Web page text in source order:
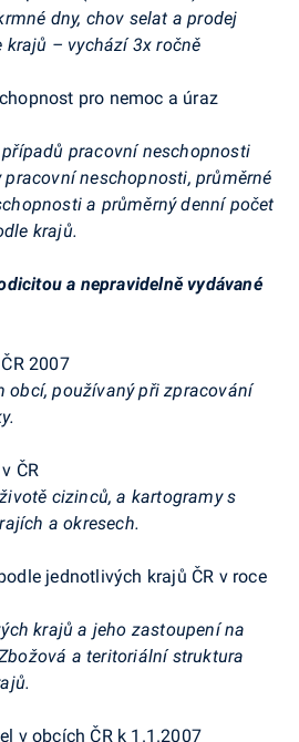
dny, chov selat a prodej
– vychází 3x ročně
pro nemoc a úraz
pracovní neschopnosti
neschopnosti, průměrné
a průměrný denní počet
krajů.
a nepravidelně vydávané
2007
obcí, používaný při zpracování
ČR
cizinců, a kartogramy s
a okresech.
jednotlivých krajů ČR v roce
krajů a jeho zastoupení na
a teritoriální struktura
v obcích ČR k 1.1.2007